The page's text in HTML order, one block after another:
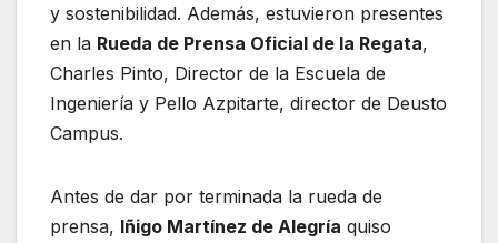
y sostenibilidad. Además, estuvieron presentes
en la Rueda de Prensa Oficial de la Regata,
Charles Pinto, Director de la Escuela de
Ingeniería y Pello Azpitarte, director de Deusto
Campus.
Antes de dar por terminada la rueda de
prensa, Iñigo Martínez de Alegría quiso